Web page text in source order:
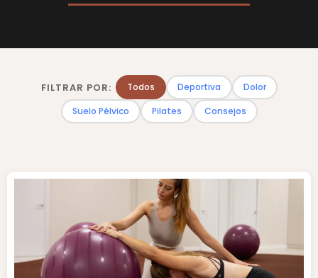
FILTRAR POR: Todos Deportiva
Dolor
Suelo Pélvico
Pilates Consejos